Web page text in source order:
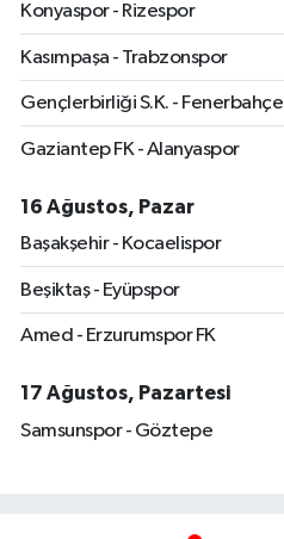
Konyaspor - Rizespor
Kasımpaşa - Trabzonspor
Gençlerbirliği S.K. - Fenerbahçe
Gaziantep FK - Alanyaspor
16 Ağustos, Pazar
Başakşehir - Kocaelispor
Beşiktaş - Eyüpspor
Amed - Erzurumspor FK
17 Ağustos, Pazartesi
Samsunspor - Göztepe